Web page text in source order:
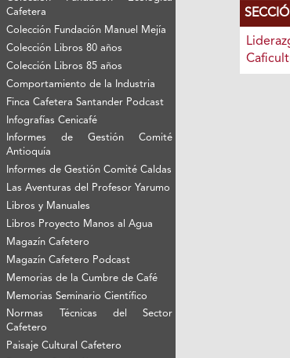
Cafetera
Colección Fundación Manuel Mejía
Colección Libros 80 años
Colección Libros 85 años
Comportamiento de la Industria
Finca Cafetera Santander Podcast
Infografías Cenicafé
Informes de Gestión Comité
Antioquía
Informes de Gestión Comité Caldas
Las Aventuras del Profesor Yarumo
Libros y Manuales
Libros Proyecto Manos al Agua
Magazín Cafetero
Magazín Cafetero Podcast
Memorias de la Cumbre de Café
Memorias Seminario Científico
Normas Técnicas del Sector
Cafetero
Paisaje Cultural Cafetero